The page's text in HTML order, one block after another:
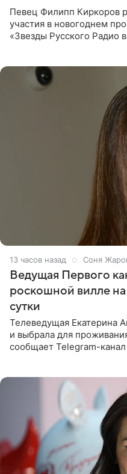
Певец Филипп Киркоров
участия в новогоднем
«Звезды Русского Радио
13 часов назад Соня
Ведущая Первого
роскошной вилле на
сутки
Телеведущая Екатерина
и выбрала для
сообщает Telegram-